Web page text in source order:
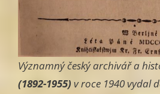
Významný český archivář a
(1892-1955) v roce 1940 vydal